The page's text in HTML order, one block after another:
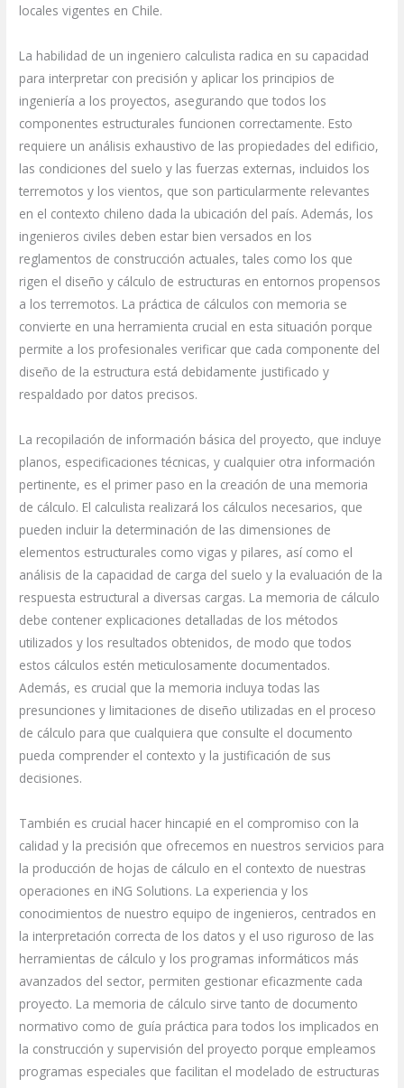
locales vigentes en Chile.
La habilidad de un ingeniero calculista radica en su capacidad
para interpretar con precisión y aplicar los principios de
ingeniería a los proyectos, asegurando que todos los
componentes estructurales funcionen correctamente. Esto
requiere un análisis exhaustivo de las propiedades del edificio,
las condiciones del suelo y las fuerzas externas, incluidos los
terremotos y los vientos, que son particularmente relevantes
en el contexto chileno dada la ubicación del país. Además, los
ingenieros civiles deben estar bien versados en los
reglamentos de construcción actuales, tales como los que
rigen el diseño y cálculo de estructuras en entornos propensos
a los terremotos. La práctica de cálculos con memoria se
convierte en una herramienta crucial en esta situación porque
permite a los profesionales verificar que cada componente del
diseño de la estructura está debidamente justificado y
respaldado por datos precisos.
La recopilación de información básica del proyecto, que incluye
planos, especificaciones técnicas, y cualquier otra información
pertinente, es el primer paso en la creación de una memoria
de cálculo. El calculista realizará los cálculos necesarios, que
pueden incluir la determinación de las dimensiones de
elementos estructurales como vigas y pilares, así como el
análisis de la capacidad de carga del suelo y la evaluación de la
respuesta estructural a diversas cargas. La memoria de cálculo
debe contener explicaciones detalladas de los métodos
utilizados y los resultados obtenidos, de modo que todos
estos cálculos estén meticulosamente documentados.
Además, es crucial que la memoria incluya todas las
presunciones y limitaciones de diseño utilizadas en el proceso
de cálculo para que cualquiera que consulte el documento
pueda comprender el contexto y la justificación de sus
decisiones.
También es crucial hacer hincapié en el compromiso con la
calidad y la precisión que ofrecemos en nuestros servicios para
la producción de hojas de cálculo en el contexto de nuestras
operaciones en iNG Solutions. La experiencia y los
conocimientos de nuestro equipo de ingenieros, centrados en
la interpretación correcta de los datos y el uso riguroso de las
herramientas de cálculo y los programas informáticos más
avanzados del sector, permiten gestionar eficazmente cada
proyecto. La memoria de cálculo sirve tanto de documento
normativo como de guía práctica para todos los implicados en
la construcción y supervisión del proyecto porque empleamos
programas especiales que facilitan el modelado de estructuras